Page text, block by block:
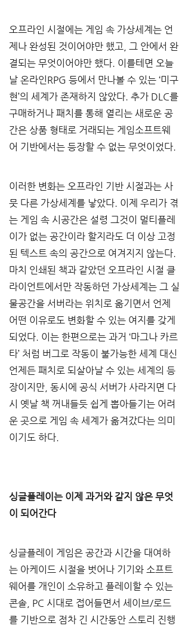
오프라인 시절에는 게임 속 가상세계는 언
제나 완성된 것이어야만 했고, 그 안에서 완
결되는 무엇이어야만 했다. 이를테면 오늘
날 온라인RPG 등에서 만나볼 수 있는 ‘미구
현’의 세계가 존재하지 않았다. 추가 DLC를
구매하거나 패치를 통해 열리는 새로운 공
간은 상품 형태로 거래되는 게임소프트웨
어 기반에서는 등장할 수 없는 무엇이었다.
이러한 변화는 오프라인 기반 시절과는 사
뭇 다른 가상세계를 낳았다. 이제 우리가 겪
는 게임 속 시공간은 설령 그것이 멀티플레
이가 없는 공간이라 할지라도 더 이상 고정
된 텍스트 속의 공간으로 여겨지지 않는다.
마치 인쇄된 책과 같았던 오프라인 시절 클
라이언트에서만 작동하던 가상세계는 그 실
물공간을 서버라는 위치로 옮기면서 언제
어떤 이유로도 변화할 수 있는 여지를 갖게
되었다. 이는 한편으로는 과거 ‘마그나 카르
타’ 처럼 버그로 작동이 불가능한 세계 대신
언제든 패치로 되살아날 수 있는 세계의 등
장이지만, 동시에 공식 서버가 사라지면 다
시 옛날 책 꺼내들듯 쉽게 뽑아들기는 어려
운 곳으로 게임 속 세계가 옮겨갔다는 의미
이기도 하다.
싱글플레이는 이제 과거와 같지 않은 무엇
이 되어간다
싱글플레이 게임은 공간과 시간을 대여하
는 아케이드 시절을 벗어나 기기와 소프트
웨어를 개인이 소유하고 플레이할 수 있는
콘솔, PC 시대로 접어들면서 세이브/로드
를 기반으로 점차 긴 시간동안 스토리 진행